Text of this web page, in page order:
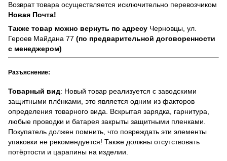
Возврат товара осуществляется исключительно перевозчиком
Новая Почта!
Также товар можно вернуть по адресу Черновцы, ул.
Героев Майдана 77 (по предварительной договоренности
с менеджером)
Разъяснение:
Товарный вид: Новый товар реализуется с заводскими
защитными плёнками, это является одним из факторов
определения товарного вида. Вскрытая зарядка, гарнитура,
любые проводки и батарея закрыты защитными пленками.
Покупатель должен помнить, что повреждать эти элементы
упаковки не рекомендуется! Также должны отсутствовать
потёртости и царапины на изделии.